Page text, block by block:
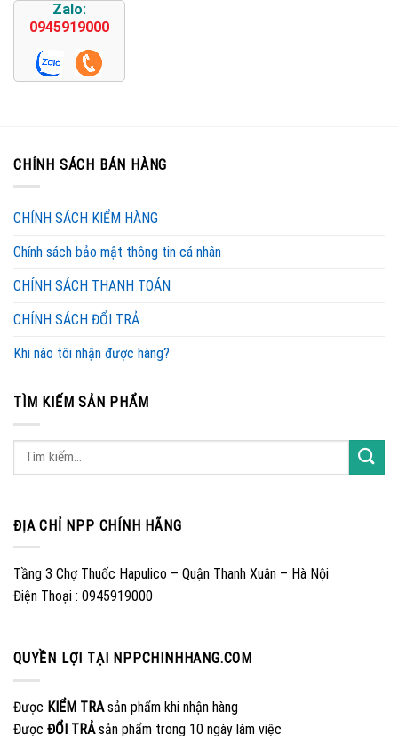
Zalo:
0945919000
CHÍNH SÁCH BÁN HÀNG
CHÍNH SÁCH KIỂM HÀNG
Chính sách bảo mật thông tin cá nhân
CHÍNH SÁCH THANH TOÁN
CHÍNH SÁCH ĐỔI TRẢ
Khi nào tôi nhận được hàng?
TÌM KIẾM SẢN PHẨM
ĐỊA CHỈ NPP CHÍNH HÃNG
Tầng 3 Chợ Thuốc Hapulico – Quận Thanh Xuân – Hà Nội
Điện Thoại : 0945919000
QUYỀN LỢI TẠI NPPCHINHHANG.COM
Được KIỂM TRAsản phẩm khi nhận hàng
Được ĐỔI TRẢsản phẩm trong 10 ngày làm việc